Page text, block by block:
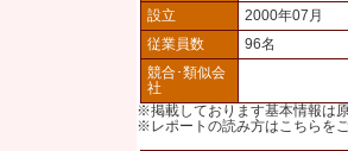
設立
2000年07月
従業員数
96名
競合･類似会
社
※掲載しております基本情報は
※レポートの読み方はこちら を